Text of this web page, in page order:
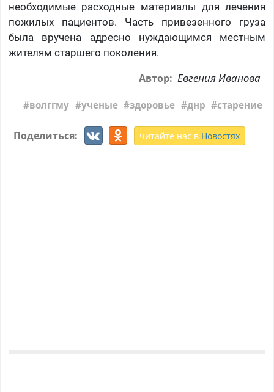
необходимые расходные материалы для лечения
пожилых пациентов. Часть привезенного груза
была вручена адресно нуждающимся местным
жителям старшего поколения.
Автор: Евгения Иванова
волггму ученые здоровье днр старение
Поделиться: читайте нас в Новостях